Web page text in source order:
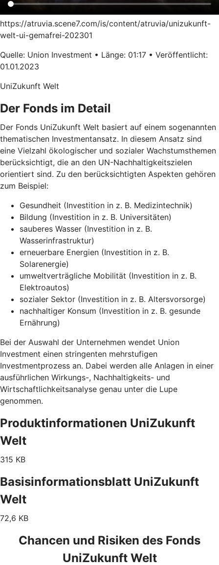
https://atruvia.scene7.com/is/content/atruvia/unizukunft-
welt-ui-gemafrei-202301
Quelle: Union Investment • Länge: 01:17 • Veröffentlicht:
01.01.2023
UniZukunft Welt
Der Fonds im Detail
Der Fonds UniZukunft Welt basiert auf einem sogenannten
thematischen Investmentansatz. In diesem Ansatz sind
eine Vielzahl ökologischer und sozialer Wachstumsthemen
berücksichtigt, die an den UN-Nachhaltigkeitszielen
orientiert sind. Zu den berücksichtigten Aspekten gehören
zum Beispiel:
Gesundheit (Investition in z. B. Medizintechnik)
Bildung (Investition in z. B. Universitäten)
sauberes Wasser (Investition in z. B.
Wasserinfrastruktur)
erneuerbare Energien (Investition in z. B.
Solarenergie)
umweltverträgliche Mobilität (Investition in z. B.
Elektroautos)
sozialer Sektor (Investition in z. B. Altersvorsorge)
nachhaltiger Konsum (Investition in z. B. gesunde
Ernährung)
Bei der Auswahl der Unternehmen wendet Union
Investment einen stringenten mehrstufigen
Investmentprozess an. Dabei werden alle Anlagen in einer
ausführlichen Wirkungs-, Nachhaltigkeits- und
Wirtschaftlichkeitsanalyse genau unter die Lupe
genommen.
Produktinformationen UniZukunft
Welt
315 KB
Basisinformationsblatt UniZukunft
Welt
72,6 KB
Chancen und Risiken des Fonds
UniZukunft Welt